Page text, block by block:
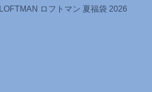
LOFTMAN ロフトマン 夏福袋 2026